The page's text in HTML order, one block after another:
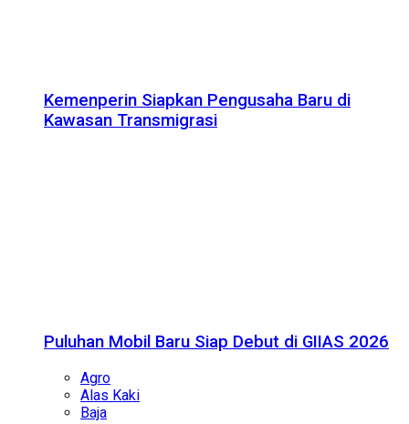
Kemenperin Siapkan Pengusaha Baru di
Kawasan Transmigrasi
Puluhan Mobil Baru Siap Debut di GIIAS 2026
Agro
Alas Kaki
Baja